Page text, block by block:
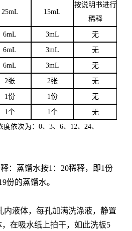
25mL 15mL
按说明书进行
稀释
6mL 3mL 无
6mL 3mL 无
6mL 3mL 无
2张 2张 无
1份 1份 无
1个 1个
无
度依次为： 0、3、6、12、24、
：蒸馏水按1：20稀释，即1份
份的蒸馏水。
内液体，每孔加满洗涤液，静置
在吸水纸上拍干，如此洗板5